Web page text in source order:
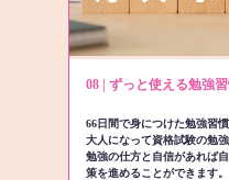
08 | ずっと使える勉強
66日間で身につけた勉強習慣
大人になって資格試験の勉
勉強の仕方と自信があれば
策を進めることができます。